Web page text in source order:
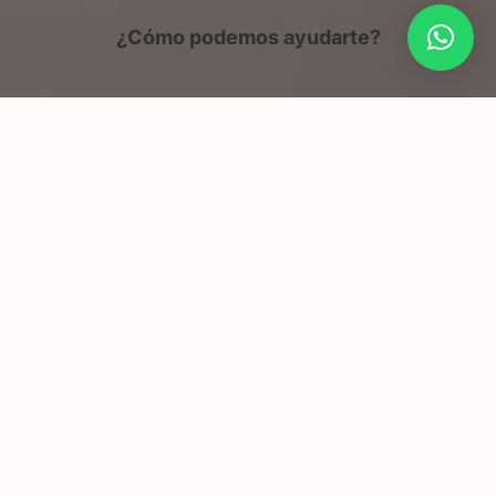
¿Cómo podemos ayudarte?